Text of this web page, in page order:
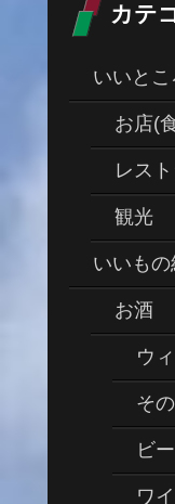
カテ
いいと
お店(
レス
観光
いいもの
お酒
ウ
そ
ビ
ワ